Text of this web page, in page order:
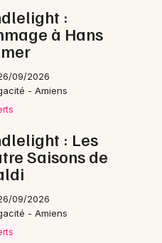
:
à Hans
09/2026
- Amiens
: Les
Saisons de
09/2026
- Amiens